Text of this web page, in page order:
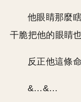
他眼睛那麼
干脆把他的眼睛
反正他這條
&…&…